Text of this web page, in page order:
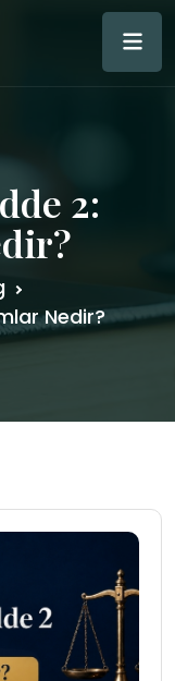
2:
Nedir?